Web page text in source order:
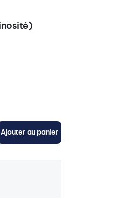
Ajouter au panier